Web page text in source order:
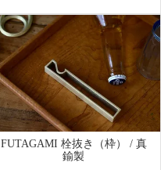
FUTAGAMI 栓抜き（枠） / 真
鍮製